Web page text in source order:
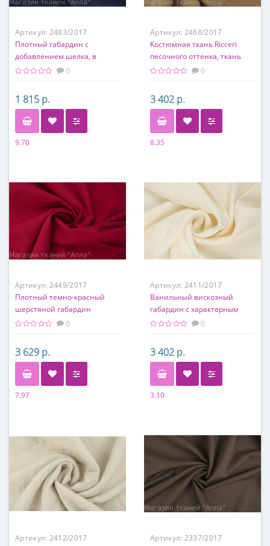
Артикул: 2483/2017
Плотный габардин с
добавлением шелка, в
диагональный рубчик
0
1 815 р.
9.70
Артикул: 2468/2017
Костюмная ткань Ricceri
песочного оттенка, ткань
легкая и гладкая
0
3 402 р.
8.35
Артикул: 2449/2017
Плотный темно-красный
шерстяной габардин
0
3 629 р.
7.97
Артикул: 2411/2017
Ванильный вискозный
габардин с характерным
диагональным рубчиком
0
3 402 р.
3.10
Артикул: 2412/2017
Артикул: 2337/2017